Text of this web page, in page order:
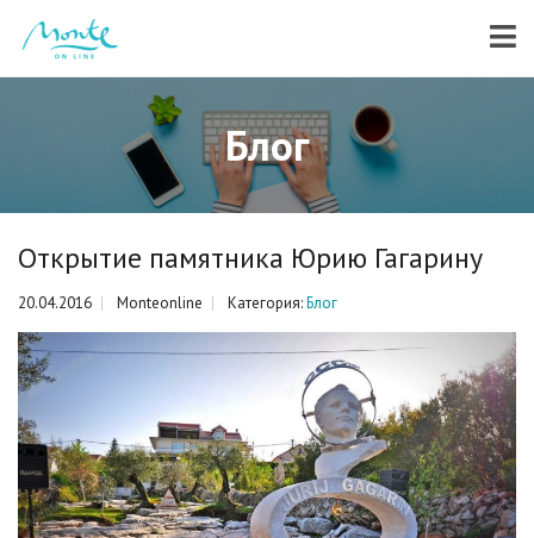
Блог
Открытие памятника Юрию Гагарину
20.04.2016 Monteonline Категория:Блог